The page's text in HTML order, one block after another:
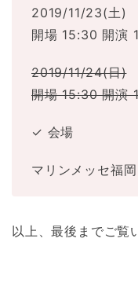
2019/11/23(土)
開場 15:30 開演
2019/11/24(日)
開場 15:30 開演
✓ 会場
マリンメッセ福岡
以上、最後までご覧